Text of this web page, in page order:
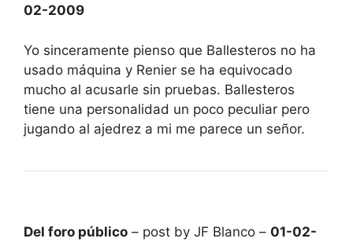
02-2009
Yo sinceramente pienso que Ballesteros no ha
usado máquina y Renier se ha equivocado
mucho al acusarle sin pruebas. Ballesteros
tiene una personalidad un poco peculiar pero
jugando al ajedrez a mi me parece un señor.
Del foro público – post by JF Blanco – 01-02-